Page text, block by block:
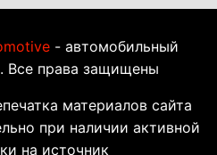
- автомобильный
Все права защищены
материалов сайта
при наличии активной
на источник